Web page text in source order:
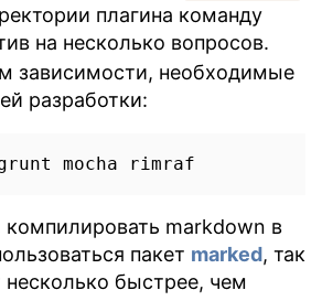
плагина команду
на несколько вопросов.
зависимости, необходимые
разработки:
компилировать markdown в
пакет marked, так
несколько быстрее, чем